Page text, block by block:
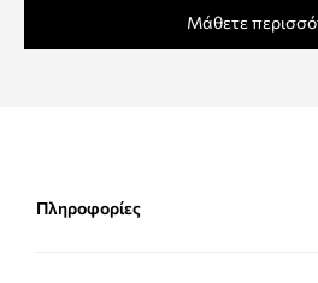
Μάθετε
Πληροφορίες